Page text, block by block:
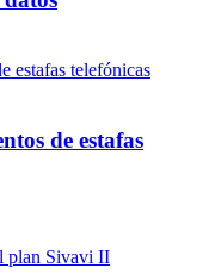
de estafas